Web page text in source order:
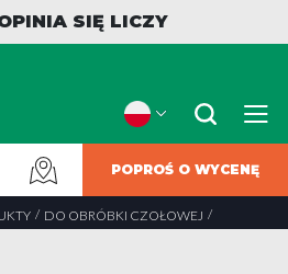
SIĘ LICZY
POPROŚ O WYCENĘ
/ DO OBRÓBKI CZOŁOWEJ /